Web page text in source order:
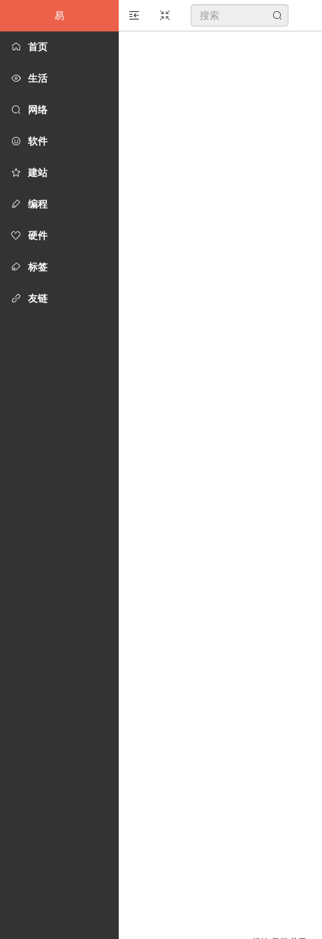
易
首页
生活
网络
软件
建站
编程
硬件
标签
友链